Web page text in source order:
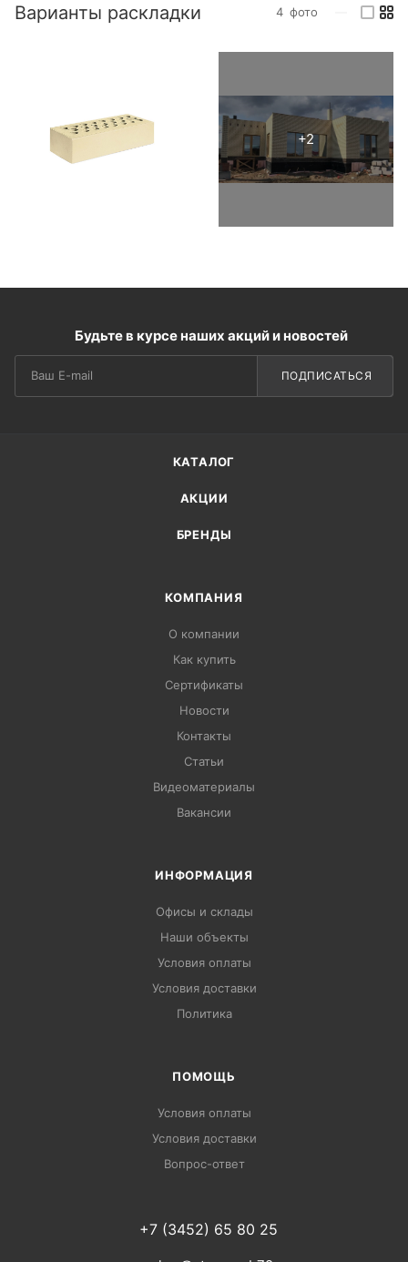
Варианты раскладки 4 фото
Будьте в курсе наших акций и новостей
ПОДПИСАТЬСЯ
КАТАЛОГ
АКЦИИ
БРЕНДЫ
КОМПАНИЯ
О компании
Как купить
Сертификаты
Новости
Контакты
Статьи
Видеоматериалы
Вакансии
ИНФОРМАЦИЯ
Офисы и склады
Наши объекты
Условия оплаты
Условия доставки
Политика
ПОМОЩЬ
Условия оплаты
Условия доставки
Вопрос-ответ
+7 (3452) 65 80 25